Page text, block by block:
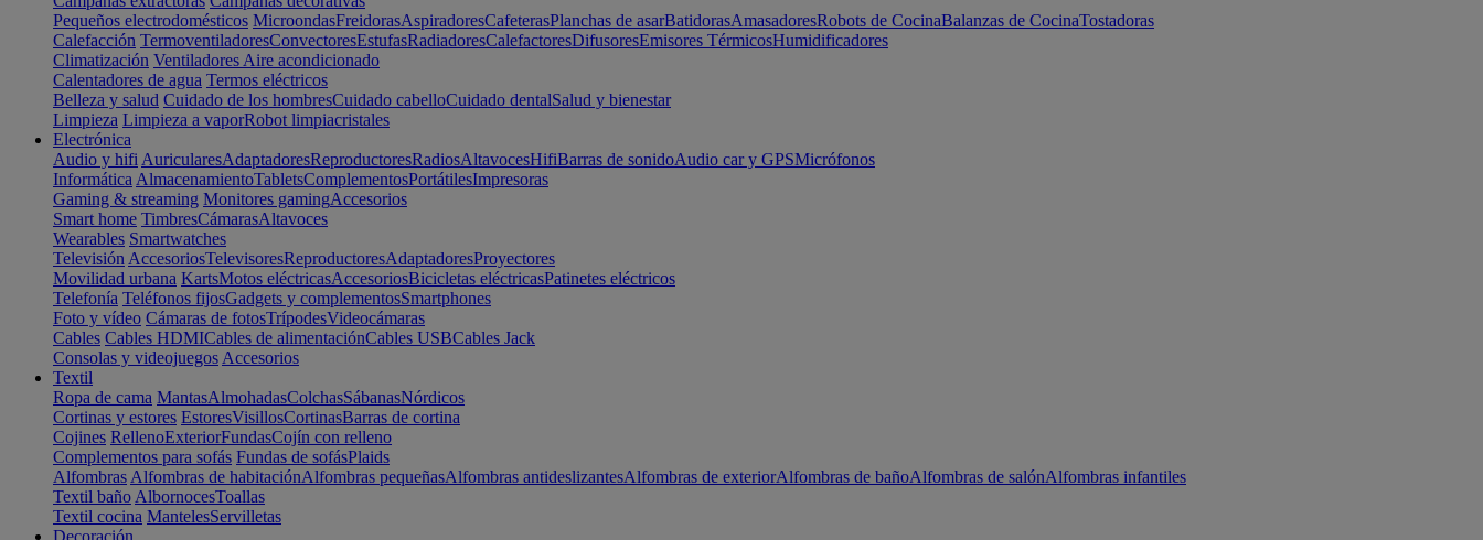
Pequeños electrodomésticos MicroondasFreidorasAspiradoresCafeterasPlanchas de asarBatidorasAmasadoresRobots de CocinaBalanzas de CocinaTostadoras
Calefacción TermoventiladoresConvectoresEstufasRadiadoresCalefactoresDifusoresEmisores TérmicosHumidificadores
Climatización Ventiladores Aire acondicionado
Calentadores de agua Termos eléctricos
Belleza y salud Cuidado de los hombresCuidado cabelloCuidado dentalSalud y bienestar
Limpieza Limpieza a vaporRobot limpiacristales
Electrónica
Audio y hifi AuricularesAdaptadoresReproductoresRadiosAltavocesHifiBarras de sonidoAudio car y GPSMicrófonos
Informática AlmacenamientoTabletsComplementosPortátilesImpresoras
Gaming & streaming Monitores gamingAccesorios
Smart home TimbresCámarasAltavoces
Wearables Smartwatches
Televisión AccesoriosTelevisoresReproductoresAdaptadoresProyectores
Movilidad urbana KartsMotos eléctricasAccesoriosBicicletas eléctricasPatinetes eléctricos
Telefonía Teléfonos fijosGadgets y complementosSmartphones
Foto y vídeo Cámaras de fotosTrípodesVideocámaras
Cables Cables HDMICables de alimentaciónCables USBCables Jack
Consolas y videojuegos Accesorios
Textil
Ropa de cama MantasAlmohadasColchasSábanasNórdicos
Cortinas y estores EstoresVisillosCortinasBarras de cortina
Cojines RellenoExteriorFundasCojín con relleno
Complementos para sofás Fundas de sofásPlaids
Alfombras Alfombras de habitaciónAlfombras pequeñasAlfombras antideslizantesAlfombras de exteriorAlfombras de bañoAlfombras de salónAlfombras infantiles
Textil baño AlbornocesToallas
Textil cocina MantelesServilletas
Decoración